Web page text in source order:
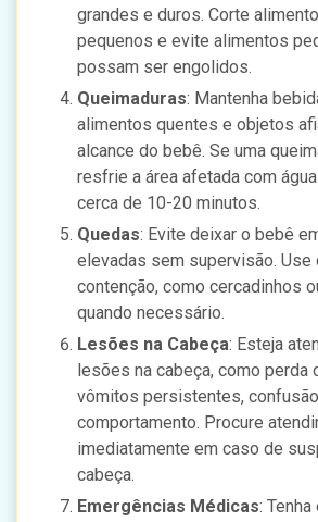
grandes e duros. Corte
pequenos e evite alimentos
possam ser engolidos.
Queimaduras: Mantenha
alimentos quentes e objetos
alcance do bebê. Se uma
resfrie a área afetada com
cerca de 10-20 minutos.
Quedas: Evite deixar o bebê
elevadas sem supervisão.
contenção, como cercadinhos
quando necessário.
Lesões na Cabeça: Esteja
lesões na cabeça, como perda
vômitos persistentes,
comportamento. Procure
imediatamente em caso de
cabeça.
Emergências Médicas: